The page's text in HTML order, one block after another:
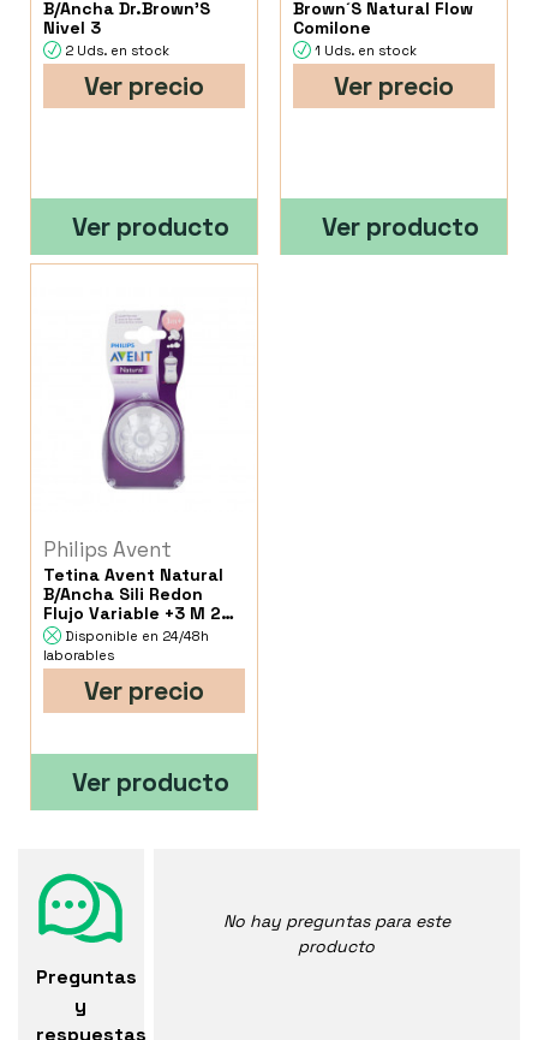
B/Ancha Dr.Brown'S
Nivel 3
2 Uds. en stock
Ver precio
Ver producto
Brown´S Natural Flow
Comilone
1 Uds. en stock
Ver precio
Ver producto
Philips Avent
Tetina Avent Natural
B/Ancha Sili Redon
Flujo Variable +3 M 2
Un Disponible en 24/48h
laborables
Ver precio
Ver producto
Preguntas
y
respuestas
No hay preguntas para este
producto